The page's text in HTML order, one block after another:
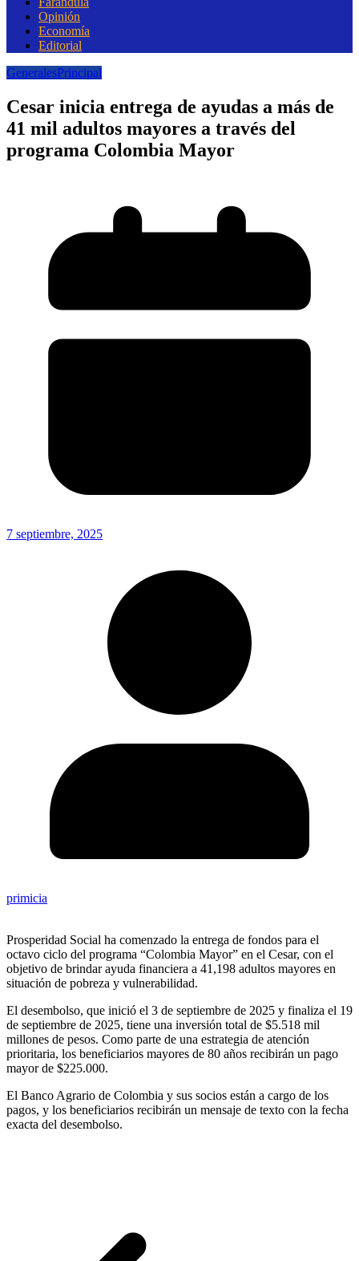
Opinión
Economía
Editorial
GeneralesPrincipal
Cesar inicia entrega de ayudas a más de
41 mil adultos mayores a través del
programa Colombia Mayor
7 septiembre, 2025
primicia
Prosperidad Social ha comenzado la entrega de fondos para el
octavo ciclo del programa “Colombia Mayor” en el Cesar, con el
objetivo de brindar ayuda financiera a 41,198 adultos mayores en
situación de pobreza y vulnerabilidad.
El desembolso, que inició el 3 de septiembre de 2025 y finaliza el 19
de septiembre de 2025, tiene una inversión total de $5.518 mil
millones de pesos. Como parte de una estrategia de atención
prioritaria, los beneficiarios mayores de 80 años recibirán un pago
mayor de $225.000.
El Banco Agrario de Colombia y sus socios están a cargo de los
pagos, y los beneficiarios recibirán un mensaje de texto con la fecha
exacta del desembolso.